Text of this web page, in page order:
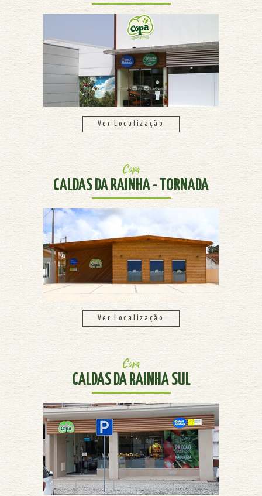
Ver Localização
Copa
CALDAS DA RAINHA - TORNADA
Ver Localização
Copa
CALDAS DA RAINHA SUL